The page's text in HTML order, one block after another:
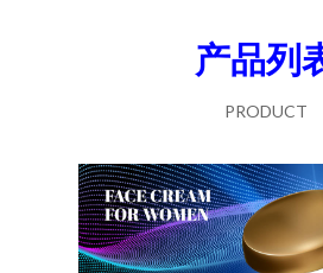
产品列
PRODUCT